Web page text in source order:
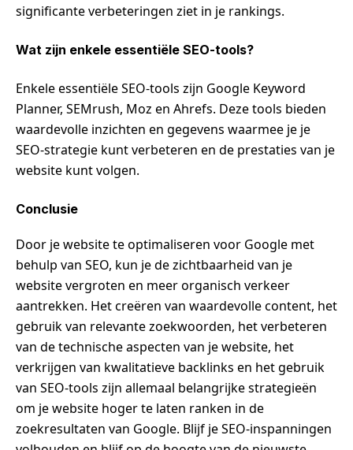
significante verbeteringen ziet in je rankings.
Wat zijn enkele essentiële SEO-tools?
Enkele essentiële SEO-tools zijn Google Keyword
Planner, SEMrush, Moz en Ahrefs. Deze tools bieden
waardevolle inzichten en gegevens waarmee je je
SEO-strategie kunt verbeteren en de prestaties van je
website kunt volgen.
Conclusie
Door je website te optimaliseren voor Google met
behulp van SEO, kun je de zichtbaarheid van je
website vergroten en meer organisch verkeer
aantrekken. Het creëren van waardevolle content, het
gebruik van relevante zoekwoorden, het verbeteren
van de technische aspecten van je website, het
verkrijgen van kwalitatieve backlinks en het gebruik
van SEO-tools zijn allemaal belangrijke strategieën
om je website hoger te laten ranken in de
zoekresultaten van Google. Blijf je SEO-inspanningen